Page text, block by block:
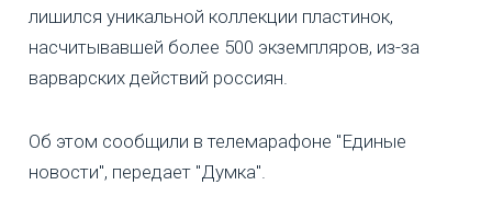
лишился уникальной коллекции пластинок,
насчитывавшей более 500 экземпляров, из-за
варварских действий россиян.
Об этом сообщили в телемарафоне "Единые
новости", передает "Думка".